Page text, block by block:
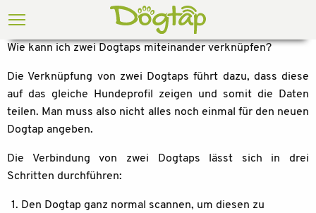
Wie kann ich zwei Dogtaps miteinander verknüpfen?
Die Verknüpfung von zwei Dogtaps führt dazu, dass diese
auf das gleiche Hundeprofil zeigen und somit die Daten
teilen. Man muss also nicht alles noch einmal für den neuen
Dogtap angeben.
Die Verbindung von zwei Dogtaps lässt sich in drei
Schritten durchführen:
Den Dogtap ganz normal scannen, um diesen zu